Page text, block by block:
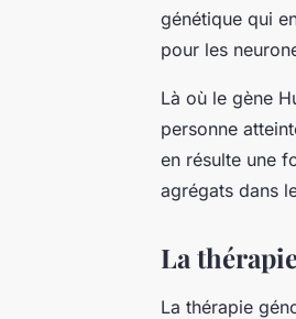
génétique qui
pour les
Là où le gène
personne
en résulte une
agrégats dans
La
La thérapie